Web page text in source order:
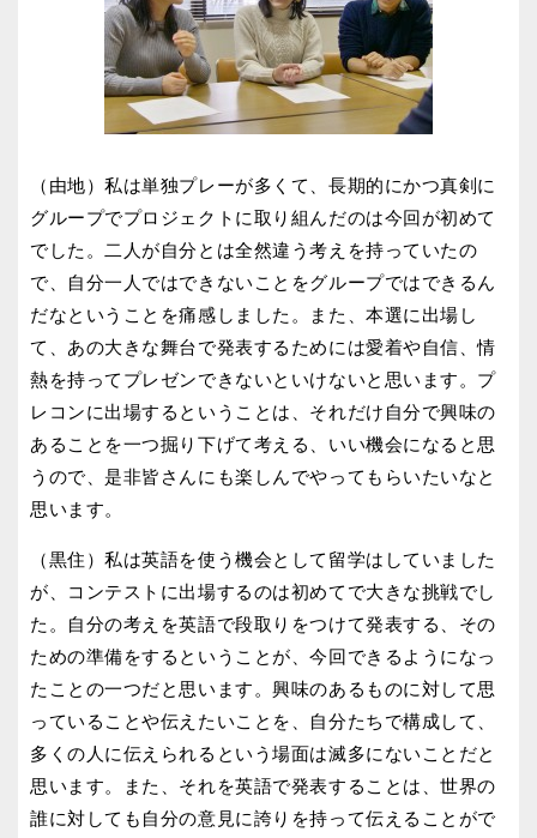
（由地）私は単独プレーが多くて、長期的にかつ真剣に
グループでプロジェクトに取り組んだのは今回が初めて
でした。二人が自分とは全然違う考えを持っていたの
で、自分一人ではできないことをグループではできるん
だなということを痛感しました。また、本選に出場し
て、あの大きな舞台で発表するためには愛着や自信、情
熱を持ってプレゼンできないといけないと思います。プ
レコンに出場するということは、それだけ自分で興味の
あることを一つ掘り下げて考える、いい機会になると思
うので、是非皆さんにも楽しんでやってもらいたいなと
思います。
（黒住）私は英語を使う機会として留学はしていました
が、コンテストに出場するのは初めてで大きな挑戦でし
た。自分の考えを英語で段取りをつけて発表する、その
ための準備をするということが、今回できるようになっ
たことの一つだと思います。興味のあるものに対して思
っていることや伝えたいことを、自分たちで構成して、
多くの人に伝えられるという場面は滅多にないことだと
思います。また、それを英語で発表することは、世界の
誰に対しても自分の意見に誇りを持って伝えることがで